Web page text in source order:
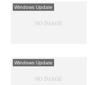
Windows Update
Windows Update